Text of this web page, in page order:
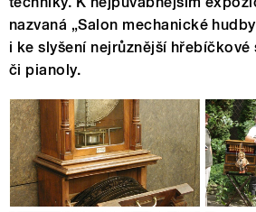
nazvaná „Salon mechanické
i ke slyšení nejrůznější
či pianoly.